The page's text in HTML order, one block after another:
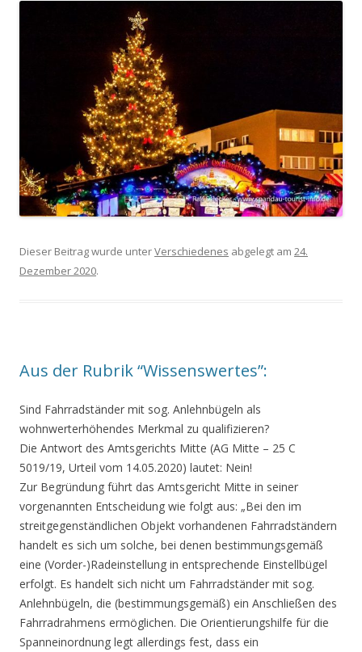
Dieser Beitrag wurde unterVerschiedenes abgelegt am 24.
Dezember 2020.
Aus der Rubrik “Wissenswertes”:
Sind Fahrradständer mit sog. Anlehnbügeln als
wohnwerterhöhendes Merkmal zu qualifizieren?
Die Antwort des Amtsgerichts Mitte (AG Mitte – 25 C
5019/19, Urteil vom 14.05.2020) lautet: Nein!
Zur Begründung führt das Amtsgericht Mitte in seiner
vorgenannten Entscheidung wie folgt aus: „Bei den im
streitgegenständlichen Objekt vorhandenen Fahrradständern
handelt es sich um solche, bei denen bestimmungsgemäß
eine (Vorder-)Radeinstellung in entsprechende Einstellbügel
erfolgt. Es handelt sich nicht um Fahrradständer mit sog.
Anlehnbügeln, die (bestimmungsgemäß) ein Anschließen des
Fahrradrahmens ermöglichen. Die Orientierungshilfe für die
Spanneinordnung legt allerdings fest, dass ein